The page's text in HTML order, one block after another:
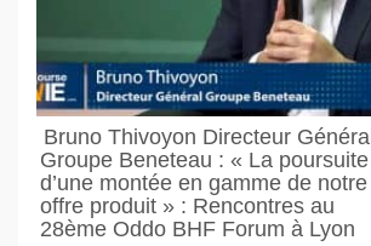
Bruno Thivoyon Directeur Général
Groupe Beneteau : « La poursuite
d’une montée en gamme de notre
offre produit » : Rencontres au
28ème Oddo BHF Forum à Lyon